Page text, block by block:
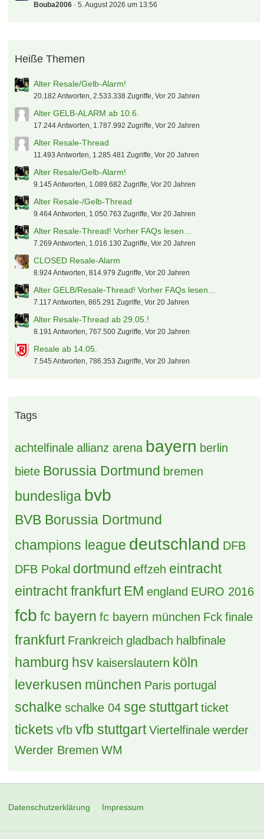
Bouba2006 5. August 2026 um 13:56
Heiße Themen
Alter Resale/Gelb-Alarm!
20.182 Antworten, 2.533.338 Zugriffe, Vor 20 Jahren
Alter GELB-ALARM ab 10.6.
17.244 Antworten, 1.787.992 Zugriffe, Vor 20 Jahren
Alter Resale-Thread
11.493 Antworten, 1.285.481 Zugriffe, Vor 20 Jahren
Alter Resale/Gelb-Alarm!
9.145 Antworten, 1.089.682 Zugriffe, Vor 20 Jahren
Alter Resale-/Gelb-Thread
9.464 Antworten, 1.050.763 Zugriffe, Vor 20 Jahren
Alter Resale-Thread! Vorher FAQs lesen...
7.269 Antworten, 1.016.130 Zugriffe, Vor 20 Jahren
CLOSED Resale-Alarm
8.924 Antworten, 814.979 Zugriffe, Vor 20 Jahren
Alter GELB/Resale-Thread! Vorher FAQs lesen...
7.117 Antworten, 865.291 Zugriffe, Vor 20 Jahren
Alter Resale-Thread ab 29.05.!
8.191 Antworten, 767.500 Zugriffe, Vor 20 Jahren
Resale ab 14.05.
7.545 Antworten, 786.353 Zugriffe, Vor 20 Jahren
Tags
achtelfinale allianz arena bayern berlin
biete Borussia Dortmund bremen
bundesliga bvb
BVB Borussia Dortmund
champions league deutschland DFB
DFB Pokal dortmund effzeh eintracht
eintracht frankfurt EM england EURO 2016
fcb fc bayern fc bayern münchen Fck finale
frankfurt Frankreich gladbach halbfinale
hamburg hsv kaiserslautern köln
leverkusen münchen Paris portugal
schalke schalke 04 sge stuttgart ticket
tickets vfb vfb stuttgart Viertelfinale werder
Werder Bremen WM
Datenschutzerklärung Impressum